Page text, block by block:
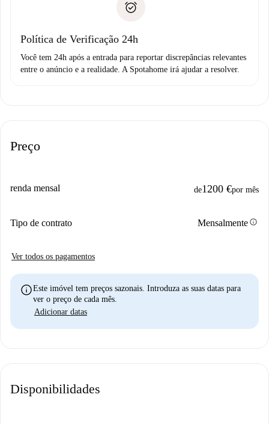
Débito direto bancário
não comunicar nenhum problema.
Política de Verificação 24h
Você tem 24h após a entrada para reportar discrepâncias relevantes
entre o anúncio e a realidade. A Spotahome irá ajudar a resolver.
Preço
renda mensal de1200 €por mês
Tipo de contrato Mensalmenteinfo
Ver todos os pagamentos
infoEste imóvel tem preços sazonais. Introduza as suas datas para
ver o preço de cada mês.
Adicionar datas
Disponibilidades